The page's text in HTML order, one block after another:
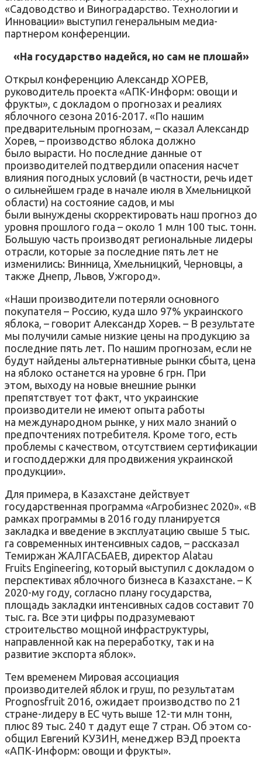
«Садоводство и Виноградарство. Технологии и
Инновации» выступил генеральным медиа-
партнером конференции.
«На государство надейся, но сам не плошай»
Открыл конференцию Александр ХОРЕВ,
руководитель проекта «АПК-Информ: овощи и
фрукты», с докладом о прогнозах и реалиях
яблочного сезона 2016-2017. «По нашим
предварительным прогнозам, – сказал Александр
Хорев, – производство яблока должно
было вырасти. Но последние данные от
производителей подтвердили опасения насчет
влияния погодных условий (в частности, речь идет
о сильнейшем граде в начале июля в Хмельницкой
области) на состояние садов, и мы
были вынуждены скорректировать наш прогноз до
уровня прошлого года – около 1 млн 100 тыс. тонн.
Большую часть производят региональные лидеры
отрасли, которые за последние пять лет не
изменились: Винница, Хмельницкий, Черновцы, а
также Днепр, Львов, Ужгород».
«Наши производители потеряли основного
покупателя – Россию, куда шло 97% украинского
яблока, – говорит Александр Хорев. – В результате
мы получили самые низкие цены на продукцию за
последние пять лет. По нашим прогнозам, если не
будут найдены альтернативные рынки сбыта, цена
на яблоко останется на уровне 6 грн. При
этом, выходу на новые внешние рынки
препятствует тот факт, что украинские
производители не имеют опыта работы
на международном рынке, у них мало знаний о
предпочтениях потребителя. Кроме того, есть
проблемы с качеством, отсутствием сертификации
и господдержки для продвижения украинской
продукции».
Для примера, в Казахстане действует
государственная программа «Агробизнес 2020». «В
рамках программы в 2016 году планируется
закладка и введение в эксплуатацию свыше 5 тыс.
га современных интенсивных садов, – рассказал
Темиржан ЖАЛГАСБАЕВ, директор Alatau
Fruits Engineering, который выступил с докладом о
перспективах яблочного бизнеса в Казахстане. – К
2020-му году, согласно плану государства,
площадь закладки интенсивных садов составит 70
тыс. га. Все эти цифры подразумевают
строительство мощной инфраструктуры,
направленной как на переработку, так и на
развитие экспорта яблок».
Тем временем Мировая ассоциация
производителей яблок и груш, по результатам
Prognosfruit 2016, ожидает производство по 21
стране-лидеру в ЕС чуть выше 12-ти млн тонн,
плюс 89 тыс. 240 т дадут еще 7 стран. Об этом со-
общил Евгений КУЗИН, менеджер ВЭД проекта
«АПК-Информ: овощи и фрукты».